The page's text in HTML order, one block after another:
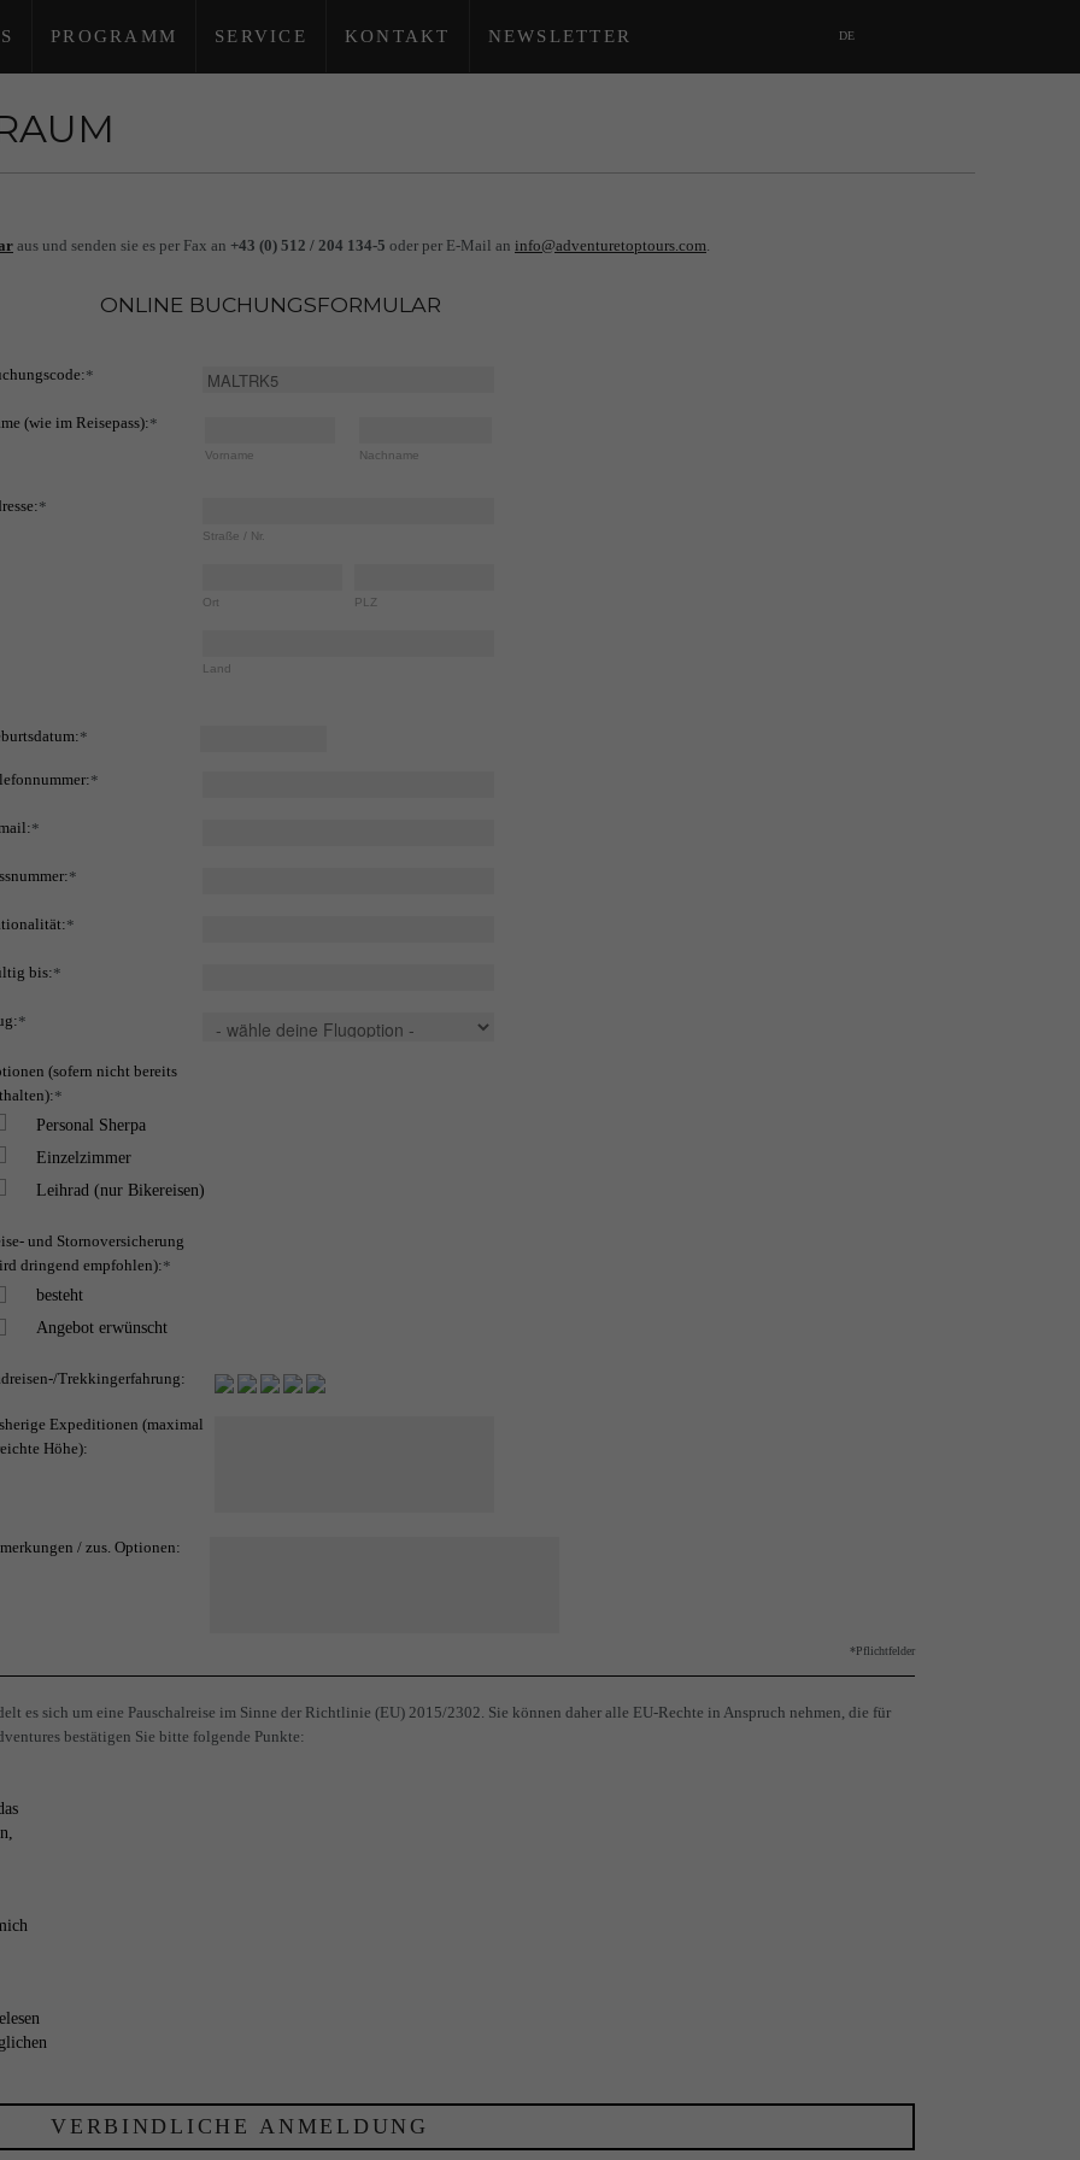
PROGRAMM SERVICE KONTAKT NEWSLETTER DE
aus und senden sie es per Fax an +43 (0) 512 / 204 134-5 oder per E-Mail an info@adventuretoptours.com.
ONLINE BUCHUNGSFORMULAR
*
(wie im Reisepass):*
Vorname Nachname
*
Straße / Nr.
Ort PLZ
Land
*
*
*
*
*
bis:*
*
(sofern nicht bereits
*
Personal Sherpa
Einzelzimmer
Leihrad (nur Bikereisen)
und Stornoversicherung
dringend empfohlen):*
besteht
Angebot erwünscht
Trekkingerfahrung:
Expeditionen (maximal
Höhe):
/ zus. Optionen:
*Pflichtfelder
es sich um eine Pauschalreise im Sinne der Richtlinie (EU) 2015/2302. Sie können daher alle EU-Rechte in Anspruch nehmen, die für
bestätigen Sie bitte folgende Punkte: